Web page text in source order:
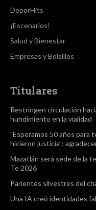
DeporHits
¡Escenarios!
Salud y Bienestar
Empresas y Bolsillos
Titulares
Restringen circulación
hundimiento en la vialidad
”Esperamos 50 años para
hicieron justicia”:
Mazatlán será sede de la
Te 2026
Parientes silvestres del
Una IA creó identidades